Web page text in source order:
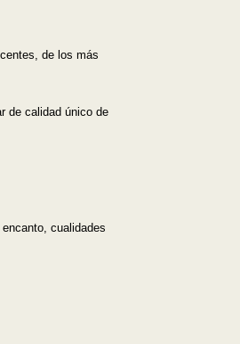
de los más
de calidad único de
cualidades